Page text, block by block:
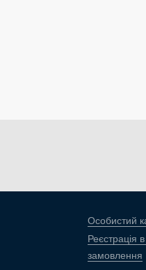
Особистий
Реєстрація
замовлення